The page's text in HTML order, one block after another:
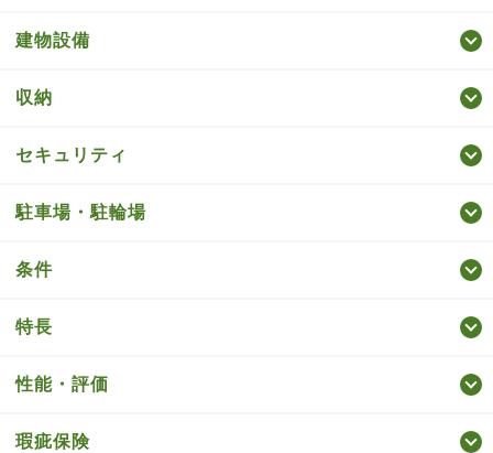
建物設備
収納
セキュリティ
駐車場・駐輪場
条件
特長
性能・評価
瑕疵保険